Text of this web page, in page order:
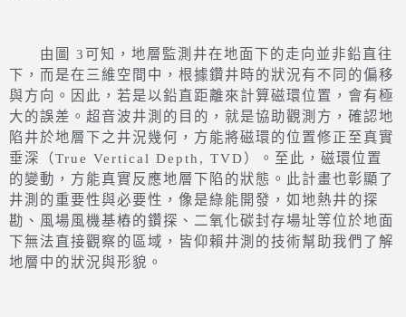
由圖 3可知，地層監測井在地面下的走向並非鉛直往
下，而是在三維空間中，根據鑽井時的狀況有不同的偏移
與方向。因此，若是以鉛直距離來計算磁環位置，會有極
大的誤差。超音波井測的目的，就是協助觀測方，確認地
陷井於地層下之井況幾何，方能將磁環的位置修正至真實
垂深（True Vertical Depth, TVD）。至此，磁環位置
的變動，方能真實反應地層下陷的狀態。此計畫也彰顯了
井測的重要性與必要性，像是綠能開發，如地熱井的探
勘、風場風機基樁的鑽探、二氧化碳封存場址等位於地面
下無法直接觀察的區域，皆仰賴井測的技術幫助我們了解
地層中的狀況與形貌。